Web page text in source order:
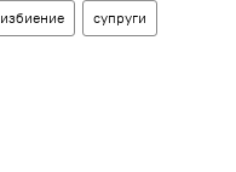
избиение супруги